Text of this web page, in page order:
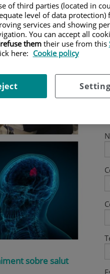
sobre salut
of third parties (located in
level of data protection)
services and showing
You can accept all
themtheir use from this
here: Cookie policy